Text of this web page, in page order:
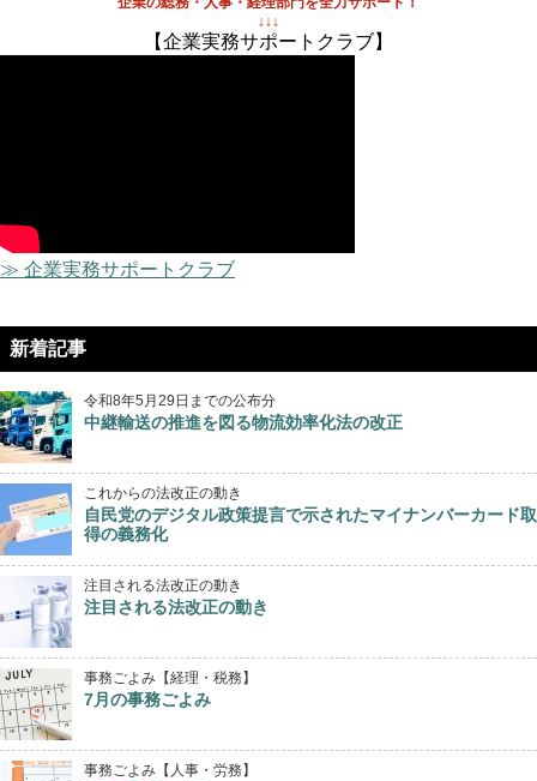
↓↓↓
【企業実務サポートクラブ】
≫ 企業実務サポートクラブ
新着記事
令和8年5月29日までの公布分
中継輸送の推進を図る物流効率化法の改正
これからの法改正の動き
自民党のデジタル政策提言で示されたマイナンバーカード取
得の義務化
注目される法改正の動き
注目される法改正の動き
事務ごよみ【経理・税務】
7月の事務ごよみ
事務ごよみ【人事・労務】